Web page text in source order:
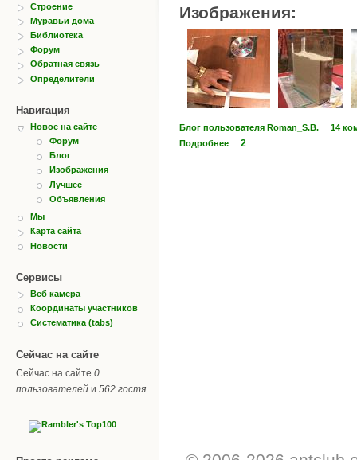
Строение
Муравьи дома
Библиотека
Форум
Обратная связь
Определители
Навигация
Новое на сайте
Форум
Блог
Изображения
Лучшее
Объявления
Мы
Карта сайта
Новости
Сервисы
Веб камера
Координаты участников
Систематика (tabs)
Сейчас на сайте
Сейчас на сайте 0
пользователей и 562 гостя
Изображения:
Блог пользователя Roman_S.B.
14
Подробнее
2